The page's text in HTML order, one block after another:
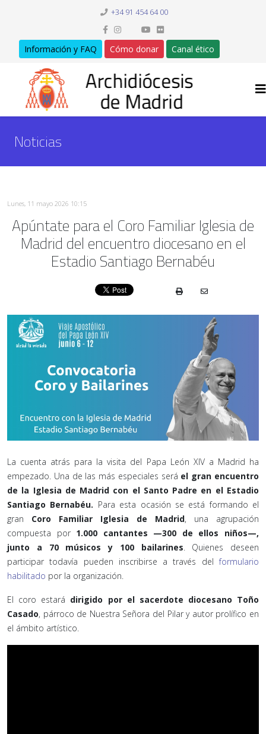
+34 91 454 64 00
Información y FAQ Cómo donar Canal ético
Noticias
Lunes, 11 mayo 2026 10:15
Apúntate para el Coro Familiar Iglesia de
Madrid del encuentro diocesano en el
Estadio Santiago Bernabéu
La cuenta atrás para la visita del Papa León XIV a Madrid ha
empezado. Una de las más especiales será el gran encuentro
de la Iglesia de Madrid con el Santo Padre en el Estadio
Santiago Bernabéu. Para esta ocasión se está formando el
gran Coro Familiar Iglesia de Madrid, una agrupación
compuesta por 1.000 cantantes —300 de ellos niños—,
junto a 70 músicos y 100 bailarines. Quienes deseen
participar todavía pueden inscribirse a través delformulario
habilitado por la organización.
El coro estará dirigido por el sacerdote diocesano Toño
Casado, párroco de Nuestra Señora del Pilar y autor prolífico en
el ámbito artístico.